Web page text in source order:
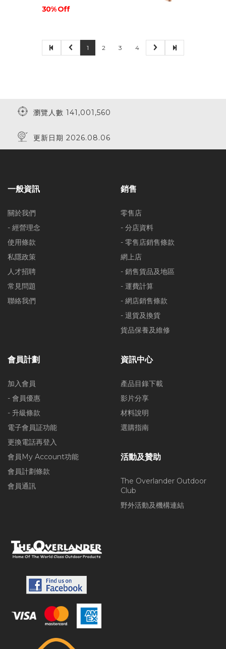
30% Off
1 2 3 4
瀏覽人數 141,001,560
更新日期 2026.08.06
一般資訊
關於我們
- 經營理念
使用條款
私隱政策
人才招聘
常見問題
聯絡我們
銷售
零售店
- 分店資料
- 零售店銷售條款
網上店
- 銷售貨品及地區
- 運費計算
- 網店銷售條款
- 退貨及換貨
貨品保養及維修
會員計劃
加入會員
- 會員優惠
- 升級條款
電子會員証功能
更換電話再登入
會員My Account功能
會員計劃條款
會員通訊
資訊中心
產品目錄下載
影片分享
材料說明
選購指南
活動及贊助
The Overlander Outdoor
Club
野外活動及機構連結